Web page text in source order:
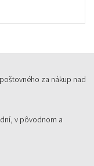
za nákup nad
v pôvodnom a